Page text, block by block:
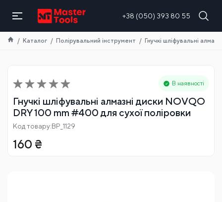
+38 (050) 393 80 55
UA
Каталог Полірувальний інструмент Гнучкі шліфувальні
В наявності
Гнучкі шліфувальні алмазні диски NOVQO
DRY 100 mm #400 для сухої поліровки
Код товару:BP_1129
160 ₴